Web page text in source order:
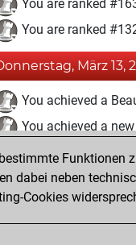
You are ranked
You are ranked
März 13,
You achieved a
You achieved a
Mittwoch, März 12,
You created your
dabei neben
Cookies